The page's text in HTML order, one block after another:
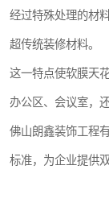
经过特殊处理的材
超传统装修材料。
这一特点使软膜天
办公区、会议室，
佛山朗鑫装饰工程
标准，为企业提供双